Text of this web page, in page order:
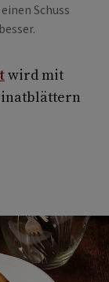
Schuss
wird mit